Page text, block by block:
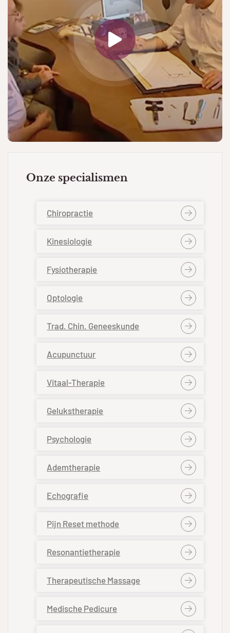
Onze specialismen
Chiropractie
Kinesiologie
Fysiotherapie
Optologie
Trad. Chin. Geneeskunde
Acupunctuur
Vitaal-Therapie
Gelukstherapie
Psychologie
Ademtherapie
Echografie
Pijn Reset methode
Resonantietherapie
Therapeutische Massage
Medische Pedicure